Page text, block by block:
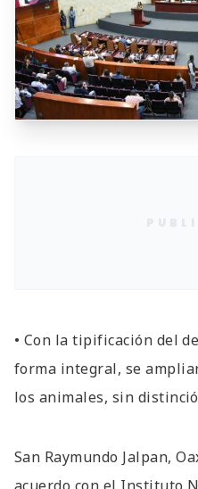
• Con la tipificación del
forma integral, se
los animales, sin
San Raymundo Jalpan,